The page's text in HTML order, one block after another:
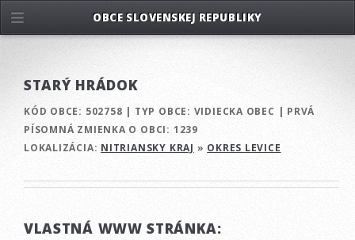
STARÝ HRÁDOK
KÓD OBCE: 502758 | TYP OBCE: VIDIECKA OBEC | PRVÁ
PÍSOMNÁ ZMIENKA O OBCI: 1239
LOKALIZÁCIA: NITRIANSKY KRAJ » OKRES LEVICE
VLASTNÁ WWW STRÁNKA:
OBCE SLOVENSKEJ REPUBLIKY